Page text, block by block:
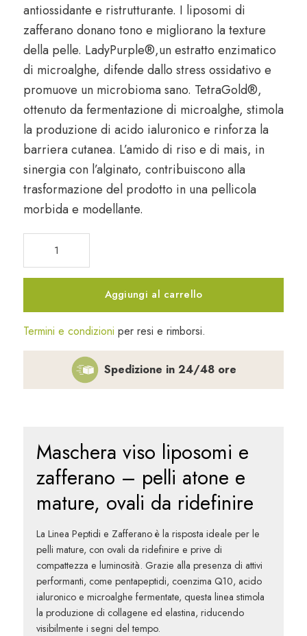
antiossidante e ristrutturante. I liposomi di
zafferano donano tono e migliorano la texture
della pelle. LadyPurple®,un estratto enzimatico
di microalghe, difende dallo stress ossidativo e
promuove un microbioma sano. TetraGold®,
ottenuto da fermentazione di microalghe, stimola
la produzione di acido ialuronico e rinforza la
barriera cutanea. L’amido di riso e di mais, in
sinergia con l’alginato, contribuiscono alla
trasformazione del prodotto in una pellicola
morbida e modellante.
100
ml
quantità
Aggiungi al carrello
Termini e condizioni per resi e rimborsi.
Spedizione in 24/48 ore
Maschera viso liposomi e
zafferano – pelli atone e
mature, ovali da ridefinire
La LineaPeptidi e Zafferano è la risposta ideale per le
pelli mature, conovali da ridefinire e prive di
compattezza e luminosità. Grazie alla presenza di attivi
performanti, comepentapeptidi,coenzima Q10,acido
ialuronico emicroalghe fermentate, questa linea stimola
la produzione di collagene ed elastina, riducendo
visibilmente i segni del tempo.